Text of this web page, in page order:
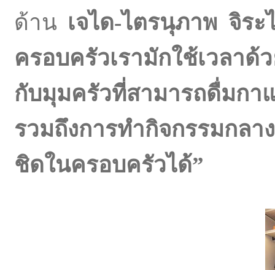
ด้าน เจได-ไตรนุภาพ จิระ
ครอบครัวเรามักใช้เวลา
กับมุมครัวที่สามารถดื่มกา
รวมถึงการทำกิจกรรมกลา
ชิดในครอบครัวได้”